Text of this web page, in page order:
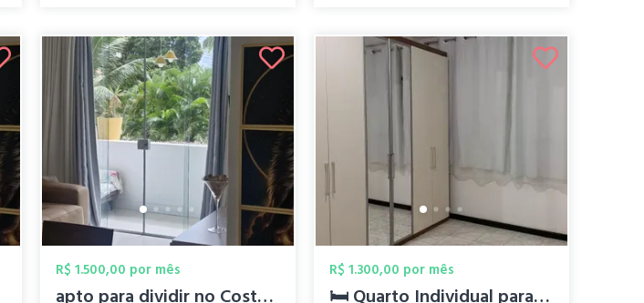
R$ 1.500,00 por mês
apto para dividir no Costa Azul
R$ 1.300,00 por mês
🛏️ Quarto Individual para Mulheres — Di...